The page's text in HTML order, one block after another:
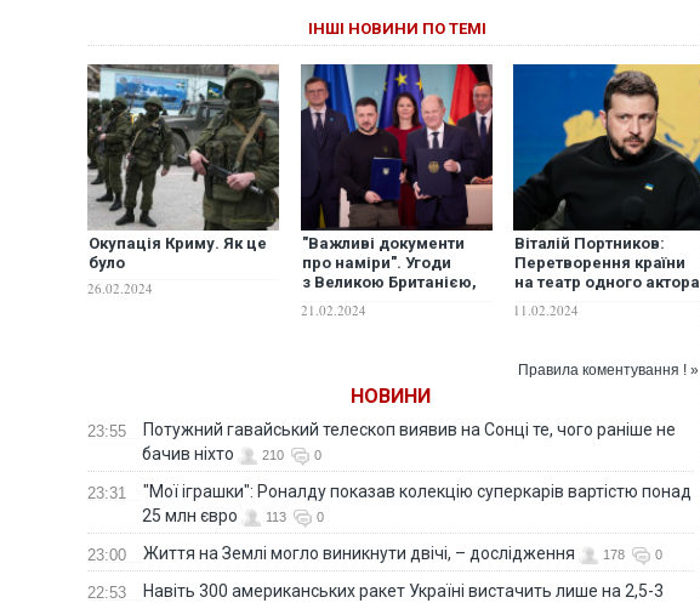
ІНШІ НОВИНИ ПО ТЕМІ
Окупація Криму. Як це
було
26.02.2024
"Важливі документи
про наміри". Угоди
з Великою Британією,
Німеччиною не містять
21.02.2024
Віталій Портников:
Перетворення країни
на театр одного актора
дезорієнтує
11.02.2024
Правила коментування ! »
НОВИНИ
23:55
Потужний гавайський телескоп виявив на Сонці те, чого раніше не
бачив ніхто
210 0
23:31
"Мої іграшки": Роналду показав колекцію суперкарів вартістю понад
25 млн євро
113 0
23:00 Життя на Землі могло виникнути двічі, – дослідження 178 0
22:53
Навіть 300 американських ракет Україні вистачить лише на 2,5-3